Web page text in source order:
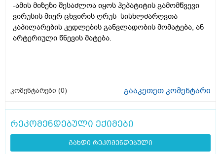
-ამის მიზეზი შესაძლოა იყოს ჰეპატიტის გამომწვევი
ვირუსის მიერ ცხვირის ღრუს სისხლძარღვთა
კაპილარების კედლების განვლადობის მომატება, ან
არტერიული წნევის მატება.
კომენტარები (0) გააკეთეთ კომენტარი
რეკომენდებული ექიმები
გახდი რეკომენდებული